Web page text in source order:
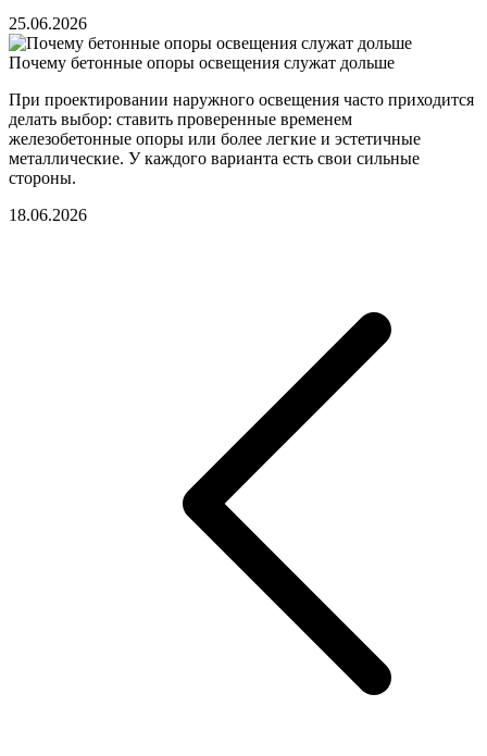
25.06.2026
Почему бетонные опоры освещения служат дольше
При проектировании наружного освещения часто приходится
делать выбор: ставить проверенные временем
железобетонные опоры или более легкие и эстетичные
металлические. У каждого варианта есть свои сильные
стороны.
18.06.2026